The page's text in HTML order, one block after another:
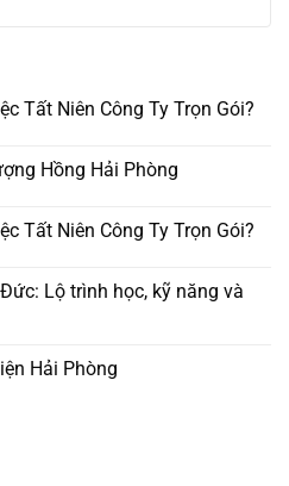
Tất Niên Công Ty Trọn Gói?
Hồng Hải Phòng
Tất Niên Công Ty Trọn Gói?
Lộ trình học, kỹ năng và
Hải Phòng